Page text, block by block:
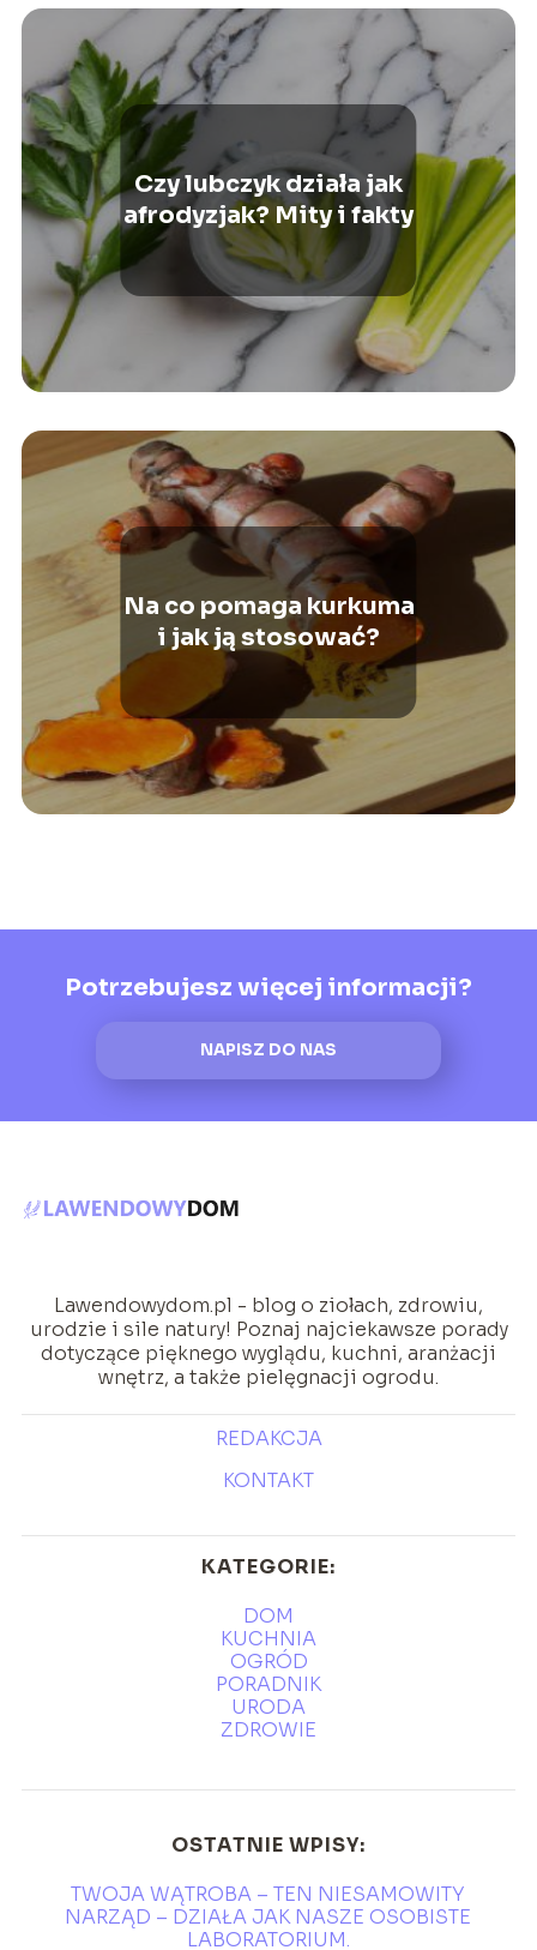
Czy lubczyk działa jak
afrodyzjak? Mity i fakty
Na co pomaga kurkuma
i jak ją stosować?
Potrzebujesz więcej informacji?
NAPISZ DO NAS
Lawendowydom.pl - blog o ziołach, zdrowiu,
urodzie i sile natury! Poznaj najciekawsze porady
dotyczące pięknego wyglądu, kuchni, aranżacji
wnętrz, a także pielęgnacji ogrodu.
REDAKCJA
KONTAKT
KATEGORIE:
DOM
KUCHNIA
OGRÓD
PORADNIK
URODA
ZDROWIE
OSTATNIE WPISY:
TWOJA WĄTROBA – TEN NIESAMOWITY
NARZĄD – DZIAŁA JAK NASZE OSOBISTE
LABORATORIUM.